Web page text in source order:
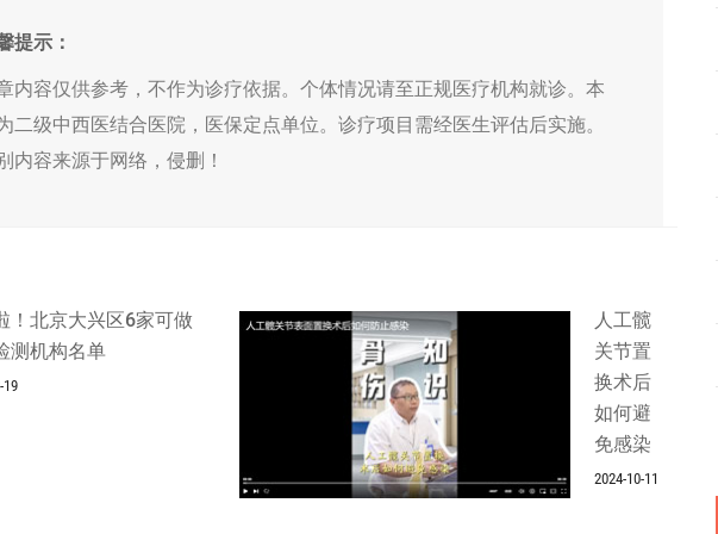
提示：
内容仅供参考，不作为诊疗依据。个体情况请至正规医疗机构就诊。本
二级中西医结合医院，医保定点单位。诊疗项目需经医生评估后实施。
内容来源于网络，侵删！
！北京大兴区6家可做
测机构名单
19
人工髋
关节置
换术后
如何避
免感染
2024-10-11